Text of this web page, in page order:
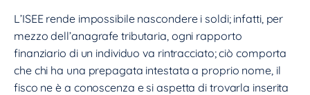
L’ISEE rende impossibile nascondere i soldi; infatti, per
mezzo dell’anagrafe tributaria, ogni rapporto
finanziario di un individuo va rintracciato; ciò comporta
che chi ha una prepagata intestata a proprio nome, il
fisco ne è a conoscenza e si aspetta di trovarla inserita